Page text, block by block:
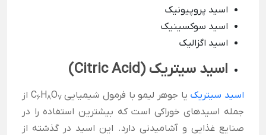
اسید پروپیونیک
اسید سوکسینیک
اسید اگزالیک
اسید سیتریک (Citric Acid
)
اسید سیتریک یا جوهر لیمو با فرمول شیمیایی C 6H8O7
از
جمله اسیدهای خوراکی است که بیشترین استفاده را در
صنایع غذایی و آشامیدنی دارد. این اسید در گذشته از